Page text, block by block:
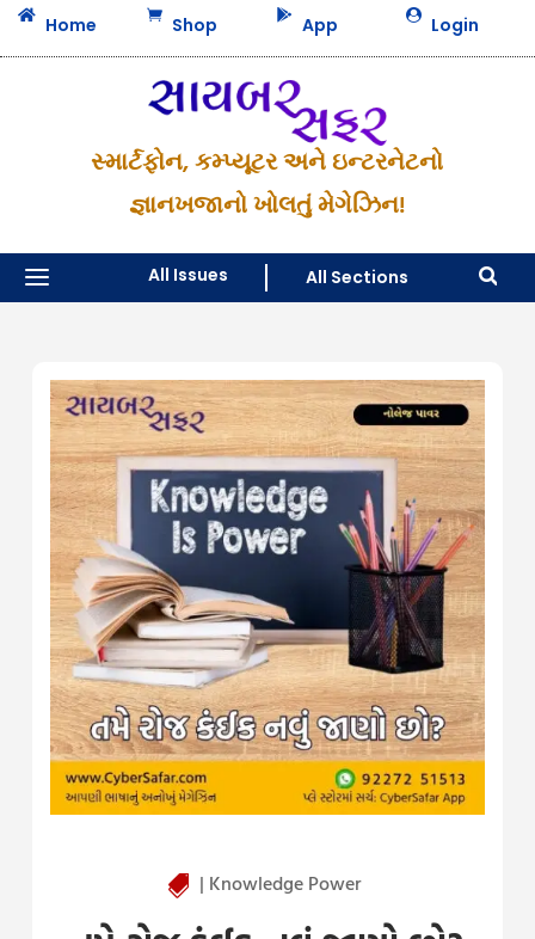
 Home  Shop  App  Login
સ્માર્ટફોન, કમ્પ્યૂટર અને ઇન્ટરનેટનો
જ્ઞાનખજાનો ખોલતું મેગેઝિન!
a All Issues All Sections 
 | Knowledge Power